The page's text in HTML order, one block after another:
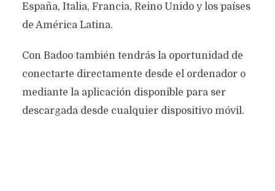
España, Italia, Francia, Reino Unido y los países
de América Latina.
Con Badoo también tendrás la oportunidad de
conectarte directamente desde el ordenador o
mediante la aplicación disponible para ser
descargada desde cualquier dispositivo móvil.